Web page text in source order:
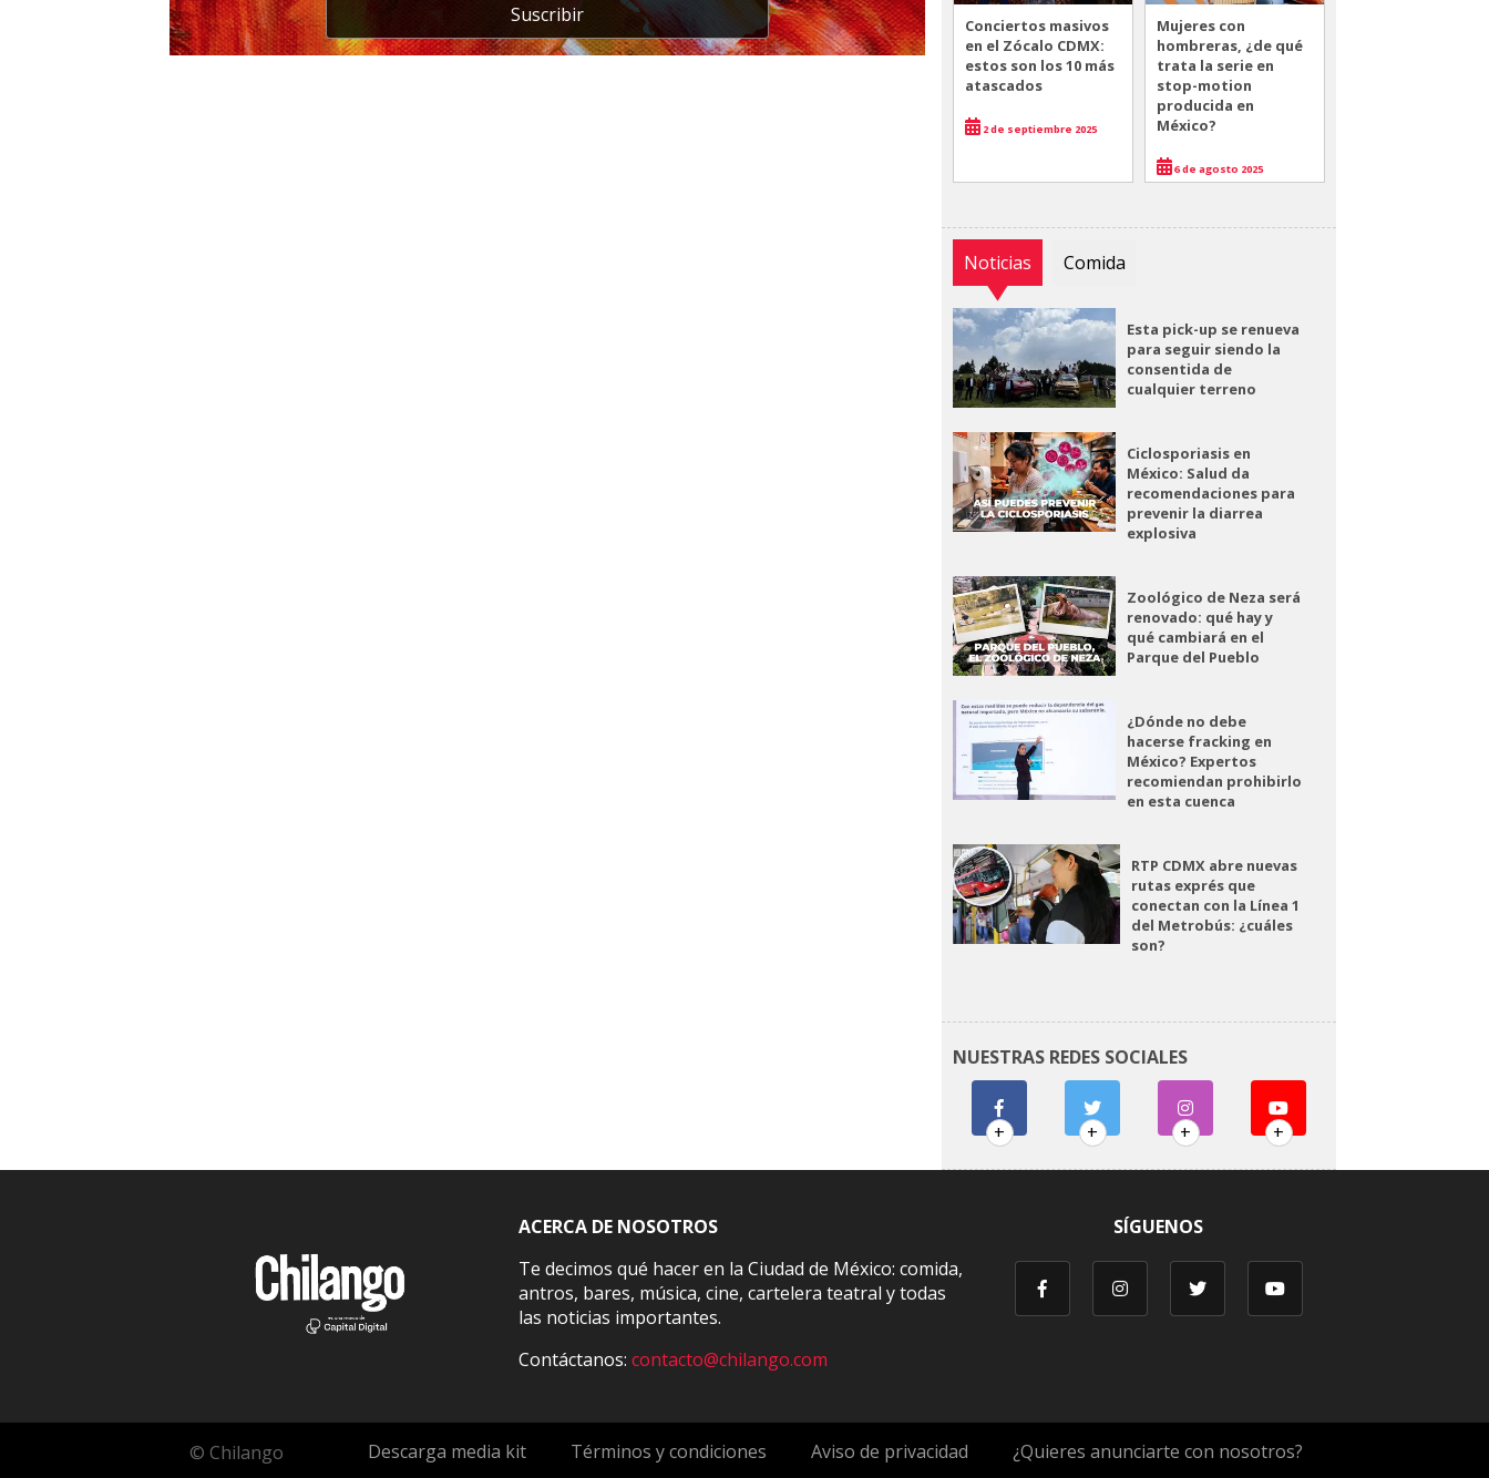
Suscribir
Conciertos masivos
en el Zócalo CDMX:
estos son los 10 más
atascados
2 de septiembre 2025
Mujeres con
hombreras, ¿de qué
trata la serie en
stop-motion
producida en
México?
6 de agosto 2025
Noticias Comida
Esta pick-up se renueva
para seguir siendo la
consentida de
cualquier terreno
Ciclosporiasis en
México: Salud da
recomendaciones para
prevenir la diarrea
explosiva
Zoológico de Neza será
renovado: qué hay y
qué cambiará en el
Parque del Pueblo
¿Dónde no debe
hacerse fracking en
México? Expertos
recomiendan prohibirlo
en esta cuenca
RTP CDMX abre nuevas
rutas exprés que
conectan con la Línea 1
del Metrobús: ¿cuáles
son?
NUESTRAS REDES SOCIALES
+ + + +
ACERCA DE NOSOTROS
Te decimos qué hacer en la Ciudad de México: comida,
antros, bares, música, cine, cartelera teatral y todas
las noticias importantes.
Contáctanos:contacto@chilango.com
SÍGUENOS
© Chilango Descarga media kit Términos y condiciones Aviso de privacidad ¿Quieres anunciarte con nosotros?